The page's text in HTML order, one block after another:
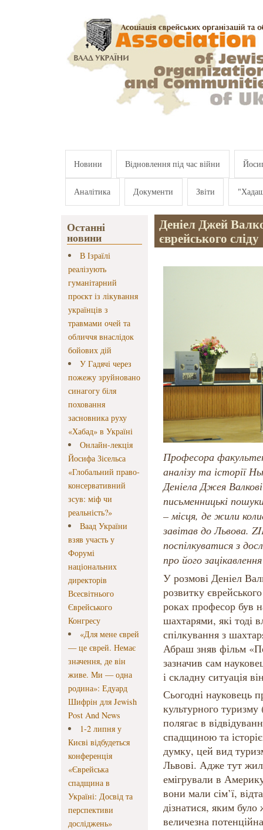
Новини Відновлення під час війни
Аналітика Документи Звіти
Останні
новини
В Ізраїлі
реалізують
гуманітарний
проєкт із лікування
українців з
травмами очей та
обличчя внаслідок
бойових дій
У Гадячі через
пожежу зруйновано
синагогу біля
поховання
засновника руху
«Хабад» в Україні
Онлайн-лекція
Йосифа Зісельса
«Глобальний право-
консервативний
зсув: міф чи
реальність?»
Ваад України
взяв участь у
Форумі
національних
директорів
Всесвітнього
Єврейського
Конгресу
«Для мене єврей
— це єврей. Немає
значення, де він
живе. Ми — одна
родина»: Едуард
Шифрін для Jewish
Post And News
1-2 липня у
Києві відбудеться
конференція
«Єврейська
спадщина в
Україні: Досвід та
перспективи
досліджень»
Деніел Джей
єврейського сліду
Професора
аналізу та історії
Деніела Джея
письменницькі
– місця, де жили
завітав до Львова.
поспілкуватися з
про його
У розмові Деніел
розвитку
роках професор був
шахтарями, які тоді
спілкування з
Абраш зняв фільм
зазначив сам
і складну ситуація
Сьогодні науковець
культурного туризму
полягає в
спадщиною та
думку, цей вид
Львові. Адже тут
емігрували в
вони мали сім’ї,
дізнатися, яким було
величезна